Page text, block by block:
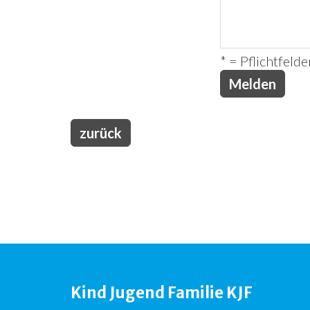
* =
zurück
Kind Jugend Familie KJF